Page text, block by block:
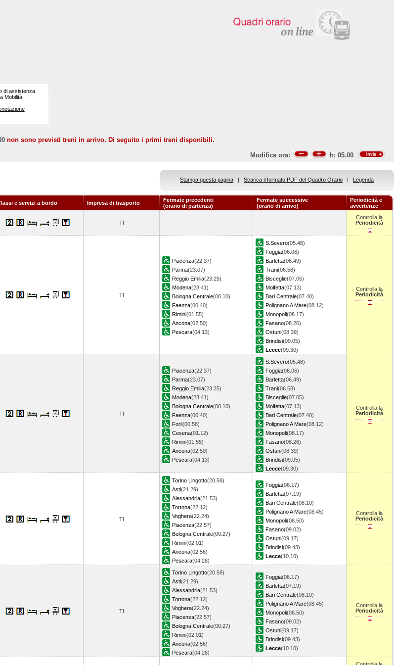
di assistenza
Mobilità.
non sono previsti treni in arrivo. Di seguito i primi treni disponibili.
Modifica ora: h: 05.00
Stampa questa pagina | Scarica il formato PDF del Quadro Orario | Legenda
e servizi a bordo Impresa di trasporto
Fermate precedenti
(orario di partenza)
Fermate successive
(orario di arrivo)
Periodicità e
avvertenze
TI
Controlla la
Periodicità
TI
Piacenza(22.37)
Parma(23.07)
Reggio Emilia(23.25)
Modena(23.41)
Bologna Centrale(00.10)
Faenza(00.40)
Rimini(01.55)
Ancona(02.50)
Pescara(04.13)
S.Severo(05.48)
Foggia(06.06)
Barletta(06.49)
Trani(06.58)
Bisceglie(07.05)
Molfetta(07.13)
Bari Centrale(07.40)
Polignano A Mare(08.12)
Monopoli(08.17)
Fasano(08.26)
Ostuni(08.39)
Brindisi(09.05)
Lecce(09.30)
Controlla la
Periodicità
TI
Piacenza(22.37)
Parma(23.07)
Reggio Emilia(23.25)
Modena(23.41)
Bologna Centrale(00.10)
Faenza(00.40)
Forli(00.58)
Cesena(01.12)
Rimini(01.55)
Ancona(02.50)
Pescara(04.13)
S.Severo(05.48)
Foggia(06.06)
Barletta(06.49)
Trani(06.58)
Bisceglie(07.05)
Molfetta(07.13)
Bari Centrale(07.40)
Polignano A Mare(08.12)
Monopoli(08.17)
Fasano(08.26)
Ostuni(08.39)
Brindisi(09.05)
Lecce(09.30)
Controlla la
Periodicità
TI
Torino Lingotto(20.58)
Asti(21.29)
Alessandria(21.53)
Tortona(22.12)
Voghera(22.24)
Piacenza(22.57)
Bologna Centrale(00.27)
Rimini(02.01)
Ancona(02.56)
Pescara(04.28)
Foggia(06.17)
Barletta(07.19)
Bari Centrale(08.10)
Polignano A Mare(08.45)
Monopoli(08.50)
Fasano(09.02)
Ostuni(09.17)
Brindisi(09.43)
Lecce(10.10)
Controlla la
Periodicità
TI
Torino Lingotto(20.58)
Asti(21.29)
Alessandria(21.53)
Tortona(22.12)
Voghera(22.24)
Piacenza(22.57)
Bologna Centrale(00.27)
Rimini(02.01)
Ancona(02.56)
Pescara(04.28)
Foggia(06.17)
Barletta(07.19)
Bari Centrale(08.10)
Polignano A Mare(08.45)
Monopoli(08.50)
Fasano(09.02)
Ostuni(09.17)
Brindisi(09.43)
Lecce(10.10)
Controlla la
Periodicità